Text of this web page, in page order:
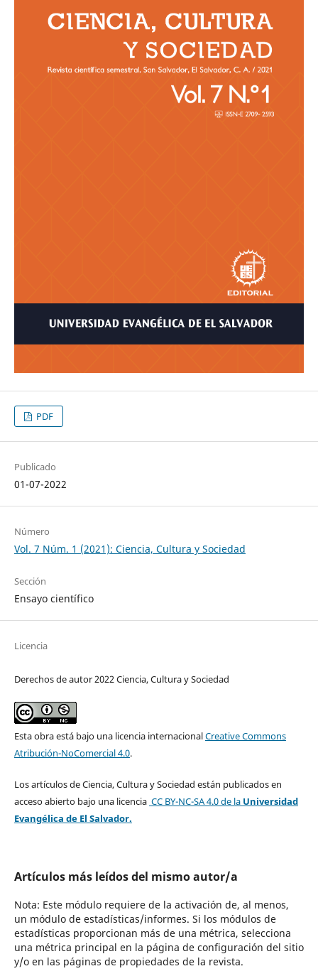
PDF
Publicado
01-07-2022
Número
Vol. 7 Núm. 1 (2021): Ciencia, Cultura y Sociedad
Sección
Ensayo científico
Licencia
Derechos de autor 2022 Ciencia, Cultura y Sociedad
Esta obra está bajo una licencia internacionalCreative Commons
Atribución-NoComercial 4.0.
Los artículos de Ciencia, Cultura y Sociedad están publicados en
acceso abierto bajo una licencia CC BY-NC-SA 4.0de la Universidad
Evangélica de El Salvador.
Artículos más leídos del mismo autor/a
Nota: Este módulo requiere de la activación de, al menos,
un módulo de estadísticas/informes. Si los módulos de
estadísticas proporcionan más de una métrica, selecciona
una métrica principal en la página de configuración del sitio
y/o en las páginas de propiedades de la revista.